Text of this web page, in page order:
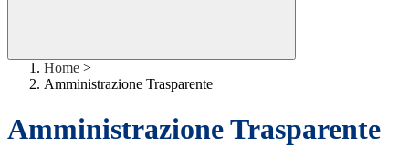
Home >
Amministrazione Trasparente
Amministrazione Trasparente